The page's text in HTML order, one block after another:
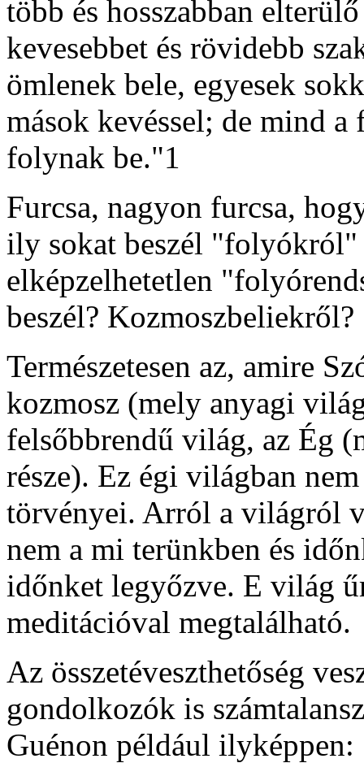
több és hosszabban
kevesebbet és rövidebb
ömlenek bele, egyesek
mások kevéssel; de mind
folynak be."1
Furcsa, nagyon furcsa,
ily sokat beszél
elképzelhetetlen
beszél? Kozmoszbeliekről?
Természetesen az, amire
kozmosz (mely anyagi
felsőbbrendű világ, az Ég
része). Ez égi világban
törvényei. Arról a világról
nem a mi terünkben és
időnket legyőzve. E világ
meditációval megtalálható.
Az összetéveszthetőség
gondolkozók is
Guénon például ilyképpen: